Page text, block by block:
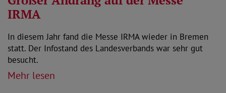
IRMA
In diesem Jahr fand die Messe IRMA wieder in Bremen
statt. Der Infostand des Landesverbands war sehr gut
besucht.
Mehr lesen